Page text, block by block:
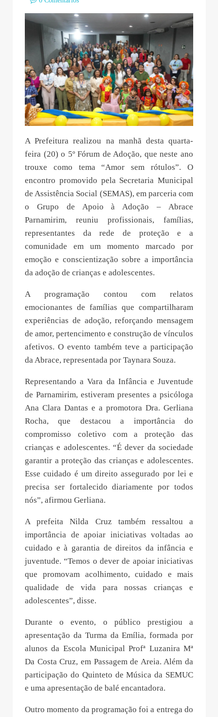
A Prefeitura realizou na manhã desta quarta-
feira (20) o 5º Fórum de Adoção, que neste ano
trouxe como tema “Amor sem rótulos”. O
encontro promovido pela Secretaria Municipal
de Assistência Social (SEMAS), em parceria com
o Grupo de Apoio à Adoção – Abrace
Parnamirim, reuniu profissionais, famílias,
representantes da rede de proteção e a
comunidade em um momento marcado por
emoção e conscientização sobre a importância
da adoção de crianças e adolescentes.
A programação contou com relatos
emocionantes de famílias que compartilharam
experiências de adoção, reforçando mensagem
de amor, pertencimento e construção de vínculos
afetivos. O evento também teve a participação
da Abrace, representada por Taynara Souza.
Representando a Vara da Infância e Juventude
de Parnamirim, estiveram presentes a psicóloga
Ana Clara Dantas e a promotora Dra. Gerliana
Rocha, que destacou a importância do
compromisso coletivo com a proteção das
crianças e adolescentes. “É dever da sociedade
garantir a proteção das crianças e adolescentes.
Esse cuidado é um direito assegurado por lei e
precisa ser fortalecido diariamente por todos
nós”, afirmou Gerliana.
A prefeita Nilda Cruz também ressaltou a
importância de apoiar iniciativas voltadas ao
cuidado e à garantia de direitos da infância e
juventude. “Temos o dever de apoiar iniciativas
que promovam acolhimento, cuidado e mais
qualidade de vida para nossas crianças e
adolescentes”, disse.
Durante o evento, o público prestigiou a
apresentação da Turma da Emília, formada por
alunos da Escola Municipal Profª Luzanira Mª
Da Costa Cruz, em Passagem de Areia. Além da
participação do Quinteto de Música da SEMUC
e uma apresentação de balé encantadora.
Outro momento da programação foi a entrega do